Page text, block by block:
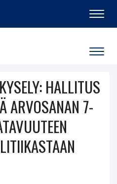
HALLITUS
ARVOSANAN 7-